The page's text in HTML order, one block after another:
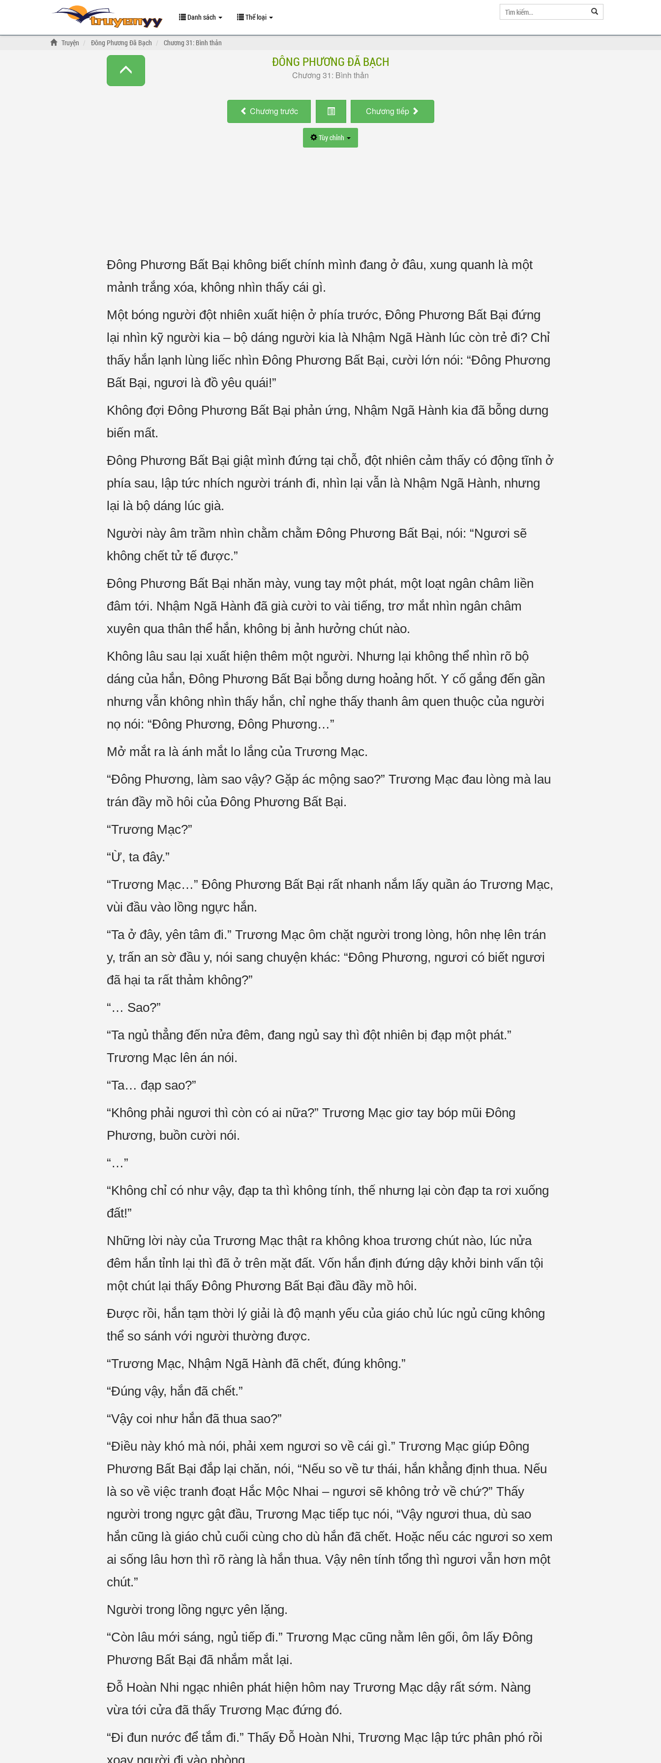
Danh sách Thể loại
Truyện Đông Phương Đã Bạch Chương 31: Bình thản
ĐÔNG PHƯƠNG ĐÃ BẠCH
Chương 31: Bình thản
Chương trước Chương tiếp
Tùy chỉnh
Đông Phương Bất Bại không biết chính mình đang ở đâu, xung quanh là một
mảnh trắng xóa, không nhìn thấy cái gì.
Một bóng người đột nhiên xuất hiện ở phía trước, Đông Phương Bất Bại đứng
lại nhìn kỹ người kia – bộ dáng người kia là Nhậm Ngã Hành lúc còn trẻ đi? Chỉ
thấy hắn lạnh lùng liếc nhìn Đông Phương Bất Bại, cười lớn nói: “Đông Phương
Bất Bại, ngươi là đồ yêu quái!”
Không đợi Đông Phương Bất Bại phản ứng, Nhậm Ngã Hành kia đã bỗng dưng
biến mất.
Đông Phương Bất Bại giật mình đứng tại chỗ, đột nhiên cảm thấy có động tĩnh ở
phía sau, lập tức nhích người tránh đi, nhìn lại vẫn là Nhậm Ngã Hành, nhưng
lại là bộ dáng lúc già.
Người này âm trầm nhìn chằm chằm Đông Phương Bất Bại, nói: “Ngươi sẽ
không chết tử tế được.”
Đông Phương Bất Bại nhăn mày, vung tay một phát, một loạt ngân châm liền
đâm tới. Nhậm Ngã Hành đã già cười to vài tiếng, trơ mắt nhìn ngân châm
xuyên qua thân thể hắn, không bị ảnh hưởng chút nào.
Không lâu sau lại xuất hiện thêm một người. Nhưng lại không thể nhìn rõ bộ
dáng của hắn, Đông Phương Bất Bại bỗng dưng hoảng hốt. Y cố gắng đến gần
nhưng vẫn không nhìn thấy hắn, chỉ nghe thấy thanh âm quen thuộc của người
nọ nói: “Đông Phương, Đông Phương…”
Mở mắt ra là ánh mắt lo lắng của Trương Mạc.
“Đông Phương, làm sao vậy? Gặp ác mộng sao?” Trương Mạc đau lòng mà lau
trán đầy mồ hôi của Đông Phương Bất Bại.
“Trương Mạc?”
“Ừ, ta đây.”
“Trương Mạc…” Đông Phương Bất Bại rất nhanh nắm lấy quần áo Trương Mạc,
vùi đầu vào lồng ngực hắn.
“Ta ở đây, yên tâm đi.” Trương Mạc ôm chặt người trong lòng, hôn nhẹ lên trán
y, trấn an sờ đầu y, nói sang chuyện khác: “Đông Phương, ngươi có biết ngươi
đã hại ta rất thảm không?”
“… Sao?”
“Ta ngủ thẳng đến nửa đêm, đang ngủ say thì đột nhiên bị đạp một phát.”
Trương Mạc lên án nói.
“Ta… đạp sao?”
“Không phải ngươi thì còn có ai nữa?” Trương Mạc giơ tay bóp mũi Đông
Phương, buồn cười nói.
“…”
“Không chỉ có như vậy, đạp ta thì không tính, thế nhưng lại còn đạp ta rơi xuống
đất!”
Những lời này của Trương Mạc thật ra không khoa trương chút nào, lúc nửa
đêm hắn tỉnh lại thì đã ở trên mặt đất. Vốn hắn định đứng dậy khởi binh vấn tội
một chút lại thấy Đông Phương Bất Bại đầu đầy mồ hôi.
Được rồi, hắn tạm thời lý giải là độ mạnh yếu của giáo chủ lúc ngủ cũng không
thể so sánh với người thường được.
“Trương Mạc, Nhậm Ngã Hành đã chết, đúng không.”
“Đúng vậy, hắn đã chết.”
“Vậy coi như hắn đã thua sao?”
“Điều này khó mà nói, phải xem ngươi so về cái gì.” Trương Mạc giúp Đông
Phương Bất Bại đắp lại chăn, nói, “Nếu so về tư thái, hắn khẳng định thua. Nếu
là so về việc tranh đoạt Hắc Mộc Nhai – ngươi sẽ không trở về chứ?” Thấy
người trong ngực gật đầu, Trương Mạc tiếp tục nói, “Vậy ngươi thua, dù sao
hắn cũng là giáo chủ cuối cùng cho dù hắn đã chết. Hoặc nếu các ngươi so xem
ai sống lâu hơn thì rõ ràng là hắn thua. Vậy nên tính tổng thì ngươi vẫn hơn một
chút.”
Người trong lồng ngực yên lặng.
“Còn lâu mới sáng, ngủ tiếp đi.” Trương Mạc cũng nằm lên gối, ôm lấy Đông
Phương Bất Bại đã nhắm mắt lại.
Đỗ Hoàn Nhi ngạc nhiên phát hiện hôm nay Trương Mạc dậy rất sớm. Nàng
vừa tới cửa đã thấy Trương Mạc đứng đó.
“Đi đun nước để tắm đi.” Thấy Đỗ Hoàn Nhi, Trương Mạc lập tức phân phó rồi
xoay người đi vào phòng.